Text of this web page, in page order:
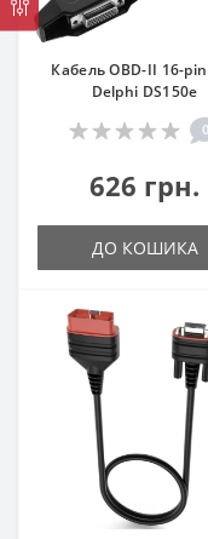
Кабель OBD-II 16-
Delphi DS150e
0
626 грн.
ДО КОШИКА